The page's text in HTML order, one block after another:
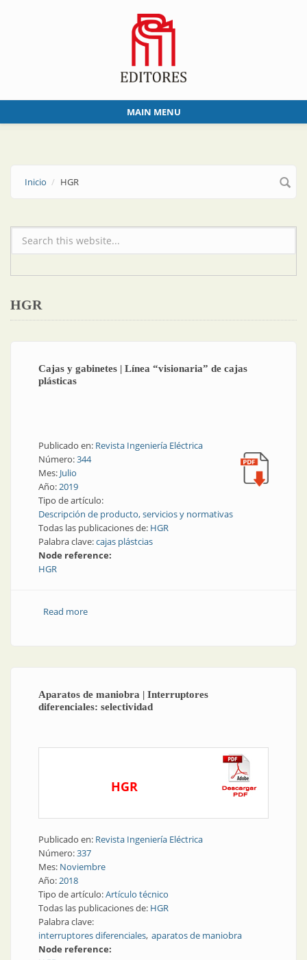
MAIN MENU
Inicio HGR
Formulario de búsqueda
HGR
Cajas y gabinetes | Línea “visionaria” de cajas
plásticas
Publicado en: Revista Ingeniería Eléctrica
Número:344
Mes: Julio
Año:2019
Tipo de artículo:
Descripción de producto, servicios y normativas
Todas las publicaciones de: HGR
Palabra clave:cajas plástcias
Node reference:
HGR
Read moreabout Cajas y gabinetes | Línea “visionaria” de cajas
Aparatos de maniobra | Interruptores
diferenciales: selectividad
HGR
Publicado en: Revista Ingeniería Eléctrica
Número:337
Mes: Noviembre
Año:2018
Tipo de artículo:Artículo técnico
Todas las publicaciones de: HGR
Palabra clave:
interruptores diferenciales aparatos de maniobra
Node reference: